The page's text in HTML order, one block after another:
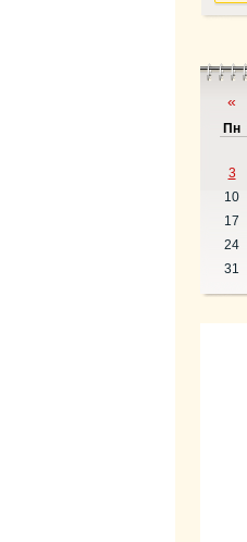
«
Пн
3
10
17
24
31